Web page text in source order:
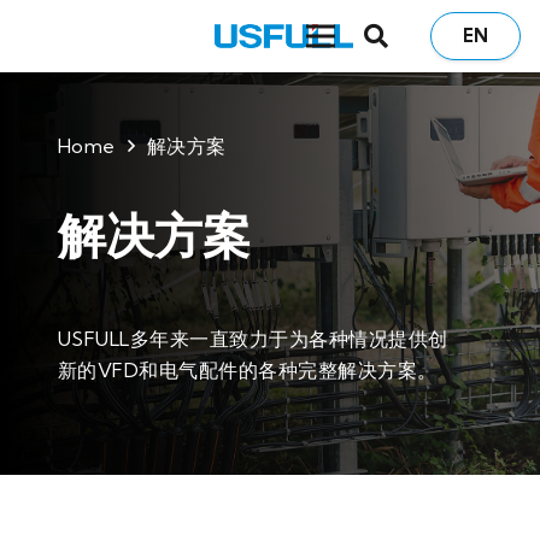
EN
Home 解决方案
解决方案
USFULL多年来一直致力于为各种情况提供创
新的VFD和电气配件的各种完整解决方案。